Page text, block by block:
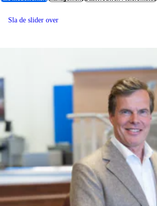
VERANTWOORDELIJK & DICHTBIJ.
Sla de slider over